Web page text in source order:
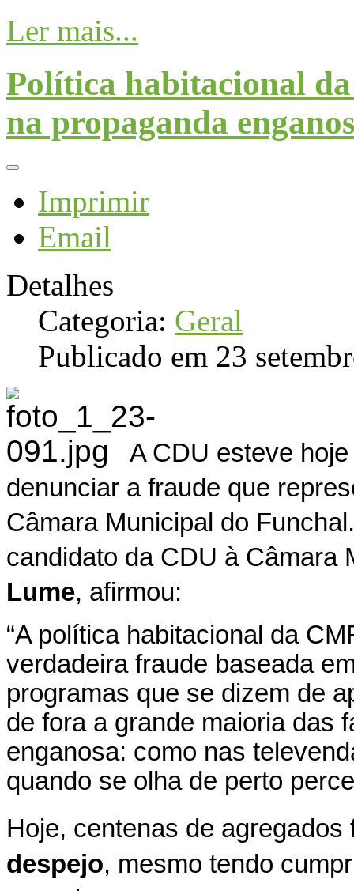
Ler mais...
Política habitacional
na propaganda
Imprimir
Email
Detalhes
Categoria: Geral
Publicado em 23
A CDU esteve
denunciar a fraude que
Câmara Municipal do
candidato da CDU à Câmara
Lume, afirmou:
“A política habitacional da
verdadeira fraude baseada
programas que se dizem de
de fora a grande maioria das
enganosa: como nas
quando se olha de perto
Hoje, centenas de
despejo, mesmo tendo